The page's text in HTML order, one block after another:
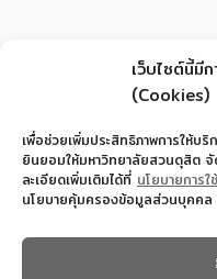
เว็บไซต์นี้มี
(Cookies)
เพื่อช่วยเพิ่มประสิทธิภาพการให้บริ
ยินยอมให้มหาวิทยาลัยสวนดุสิต จั
ละเอียดเพิ่มเติมได้ที่ นโยบายการ
นโยบายคุ้มครองข้อมูลส่วนบุคคล